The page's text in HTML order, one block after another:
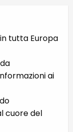
tutta Europa
ai
cuore del